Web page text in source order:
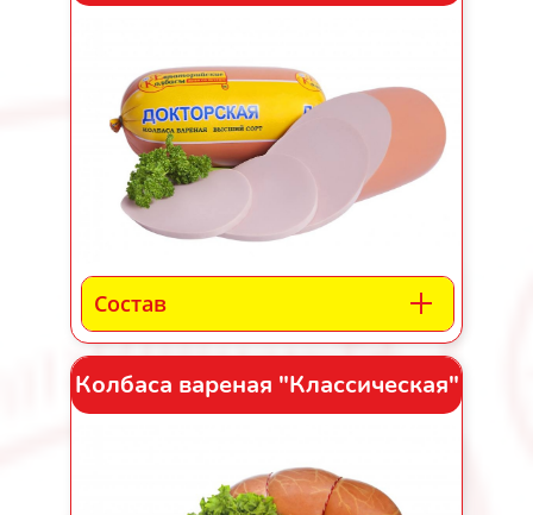
Состав
Колбаса вареная "Классическая"